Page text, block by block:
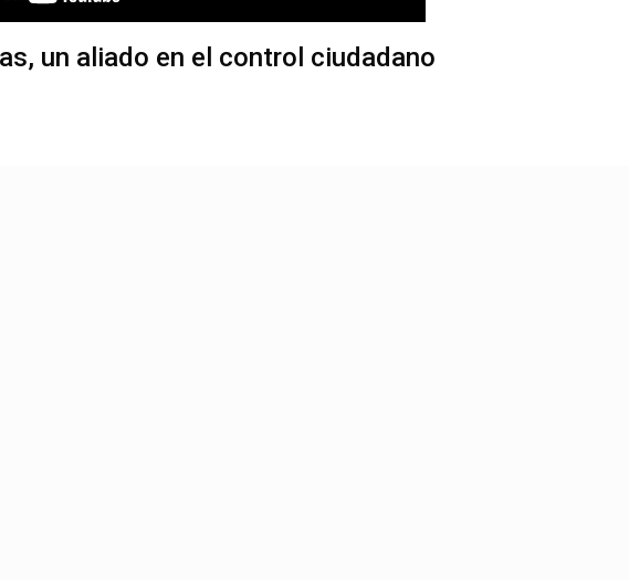
un aliado en el control ciudadano